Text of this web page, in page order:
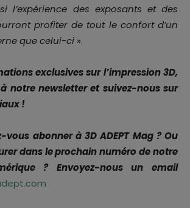
l’expérience des exposants et des
profiter de tout le confort d’un
que celui-ci ».
exclusives sur l’impression 3D,
notre newsletter et suivez-nous sur
!
vous abonner à 3D ADEPT Mag ? Ou
dans le prochain numéro de notre
? Envoyez-nous un email